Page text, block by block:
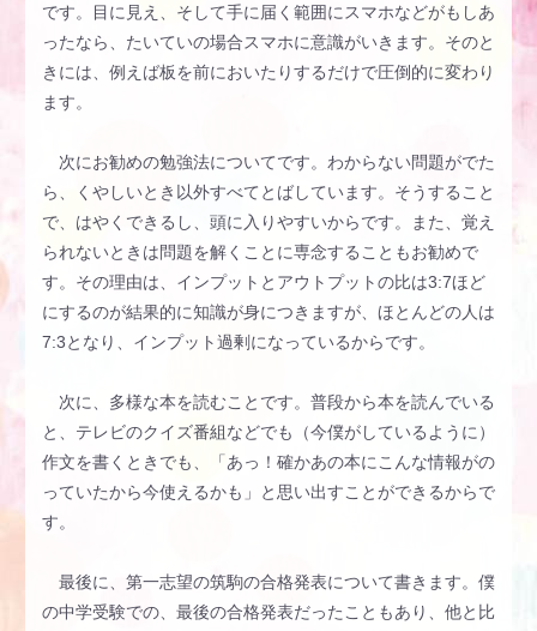
です。目に見え、そして手に届く範囲にスマホなどがもしあ
ったなら、たいていの場合スマホに意識がいきます。そのと
きには、例えば板を前においたりするだけで圧倒的に変わり
ます。
次にお勧めの勉強法についてです。わからない問題がでた
ら、くやしいとき以外すべてとばしています。そうすること
で、はやくできるし、頭に入りやすいからです。また、覚え
られないときは問題を解くことに専念することもお勧めで
す。その理由は、インプットとアウトプットの比は3:7ほど
にするのが結果的に知識が身につきますが、ほとんどの人は
7:3となり、インプット過剰になっているからです。
次に、多様な本を読むことです。普段から本を読んでいる
と、テレビのクイズ番組などでも（今僕がしているように）
作文を書くときでも、「あっ！確かあの本にこんな情報がの
っていたから今使えるかも」と思い出すことができるからで
す。
最後に、第一志望の筑駒の合格発表について書きます。僕
の中学受験での、最後の合格発表だったこともあり、他と比